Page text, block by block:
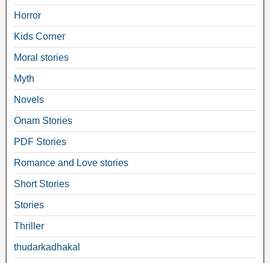
Horror
Kids Corner
Moral stories
Myth
Novels
Onam Stories
PDF Stories
Romance and Love stories
Short Stories
Stories
Thriller
thudarkadhakal